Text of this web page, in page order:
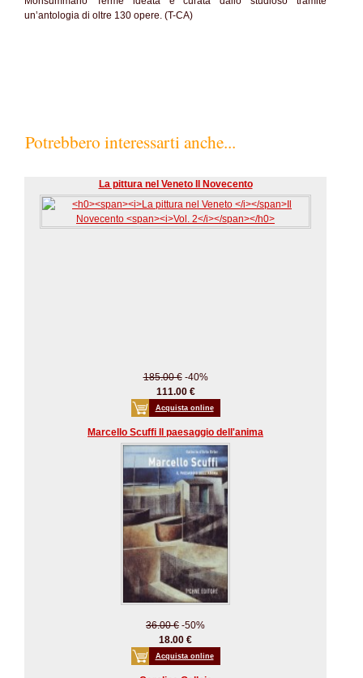
un’antologia di oltre 130 opere. (T-CA)
Potrebbero interessarti anche...
La pittura nel Veneto Il Novecento
185.00 €-40%
111.00 €
Acquista online
Marcello Scuffi Il paesaggio dell'anima
36.00 € -50%
18.00 €
Acquista online